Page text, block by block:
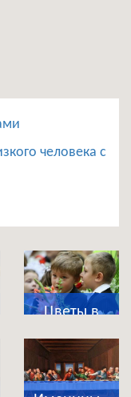
человека с
Цветы в
школу